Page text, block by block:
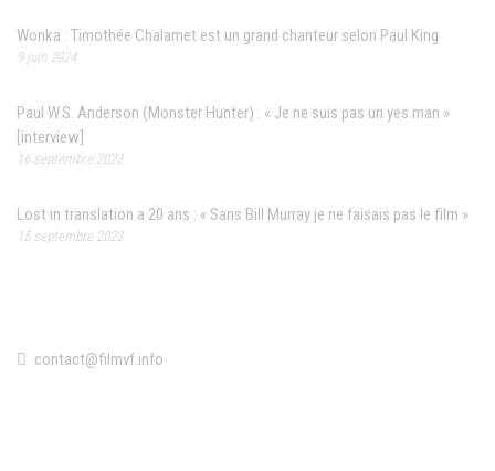
Wonka : Timothée Chalamet est un grand chanteur selon Paul King
9 juin 2024
Paul W.S. Anderson (Monster Hunter) : « Je ne suis pas un yes man »
[interview]
16 septembre 2023
Lost in translation a 20 ans : « Sans Bill Murray je ne faisais pas le film »
15 septembre 2023
contact@filmvf.info